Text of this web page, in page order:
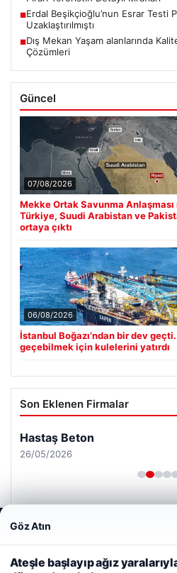
■Erdal Beşikçioğlu’nun Esrar Testi
Uzaklaştırılmıştı
■Dış Mekan Yaşam alanlarında
Çözümleri
Güncel
07/08/2026
Mekke Ortak Savunma
Türkiye, Suudi Arabistan ve
ortaya çıktı
06/08/2026
İstanbul Boğazı’ndan bir dev
geçebilmek için kulelerini yatırdı
Son Eklenen Firmalar
Hastaş Beton
26/05/2026
© 2026 Sonik Hızda Güncel Haberler
Web sitemizi nasıl kullandığınızı
deneyiminizi kişiselleştirmek ve
kullanıyoruz.
Çerez Politikamız
Göz Atın
Ateşle başlayıp ağız